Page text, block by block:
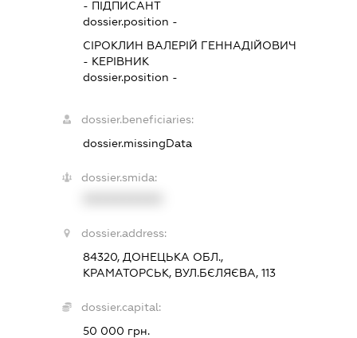
- ПІДПИСАНТ
dossier.position -
СІРОКЛИН ВАЛЕРІЙ ГЕННАДІЙОВИЧ
- КЕРІВНИК
dossier.position -
dossier.beneficiaries:
dossier.missingData
dossier.smida:
dossier.address:
84320, ДОНЕЦЬКА ОБЛ.,
КРАМАТОРСЬК, ВУЛ.БЄЛЯЄВА, 113
dossier.capital:
50 000 грн.